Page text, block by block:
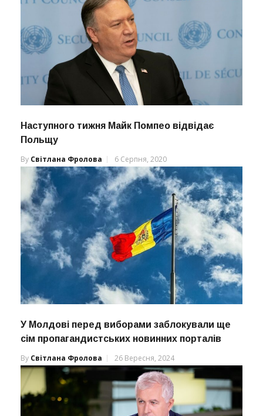
Наступного тижня Майк Помпео відвідає
Польщу
By Світлана Фролова 6 Серпня, 2020
У Молдові перед виборами заблокували ще
сім пропагандистських новинних порталів
By Світлана Фролова 26 Вересня, 2024